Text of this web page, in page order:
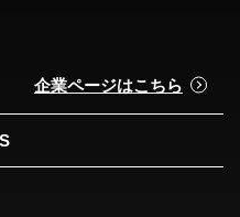
企業ページはこちら